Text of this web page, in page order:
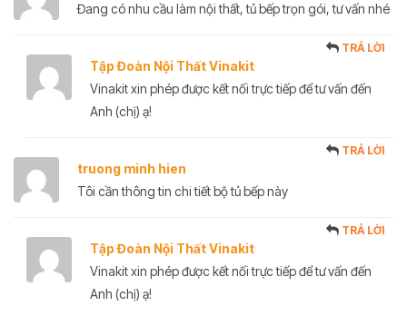
Đang có nhu cầu làm nội thất, tủ bếp trọn gói, tư vấn nhé
Tập Đoàn Nội Thất Vinakit
TRẢ LỜI
Vinakit xin phép được kết nối trực tiếp để tư vấn đến
Anh (chị) ạ!
truong minh hien
TRẢ LỜI
Tôi cần thông tin chi tiết bộ tủ bếp này
Tập Đoàn Nội Thất Vinakit
TRẢ LỜI
Vinakit xin phép được kết nối trực tiếp để tư vấn đến
Anh (chị) ạ!